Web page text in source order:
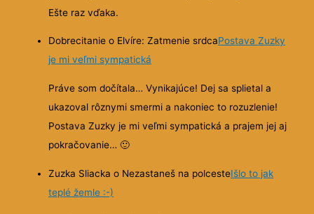
Ešte raz vďaka.
Dobrecitanie o Elvíre: Zatmenie srdcaPostava Zuzky
je mi veľmi sympatická
Práve som dočítala… Vynikajúce! Dej sa splietal a
ukazoval rôznymi smermi a nakoniec to rozuzlenie!
Postava Zuzky je mi veľmi sympatická a prajem jej aj
pokračovanie…🙂
Zuzka Sliacka o Nezastaneš na polcesteIšlo to jak
teplé žemle :-)